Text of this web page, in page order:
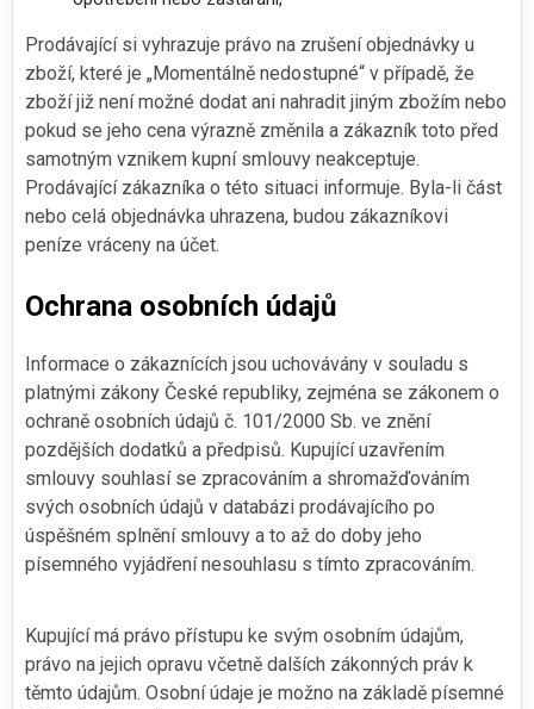
Prodávající si vyhrazuje právo na zrušení objednávky u
zboží, které je „Momentálně nedostupné“ v případě, že
zboží již není možné dodat ani nahradit jiným zbožím nebo
pokud se jeho cena výrazně změnila a zákazník toto před
samotným vznikem kupní smlouvy neakceptuje.
Prodávající zákazníka o této situaci informuje. Byla-li část
nebo celá objednávka uhrazena, budou zákazníkovi
peníze vráceny na účet.
Ochrana osobních údajů
Informace o zákaznících jsou uchovávány v souladu s
platnými zákony České republiky, zejména se zákonem o
ochraně osobních údajů č. 101/2000 Sb. ve znění
pozdějších dodatků a předpisů. Kupující uzavřením
smlouvy souhlasí se zpracováním a shromažďováním
svých osobních údajů v databázi prodávajícího po
úspěšném splnění smlouvy a to až do doby jeho
písemného vyjádření nesouhlasu s tímto zpracováním.
Kupující má právo přístupu ke svým osobním údajům,
právo na jejich opravu včetně dalších zákonných práv k
těmto údajům. Osobní údaje je možno na základě písemné